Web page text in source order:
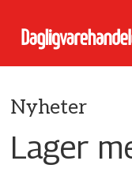
Nyheter
Lager